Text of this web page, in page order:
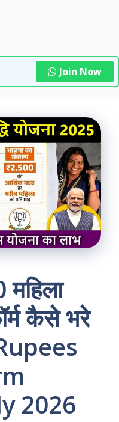
Join Now
कैसे भरे
2026